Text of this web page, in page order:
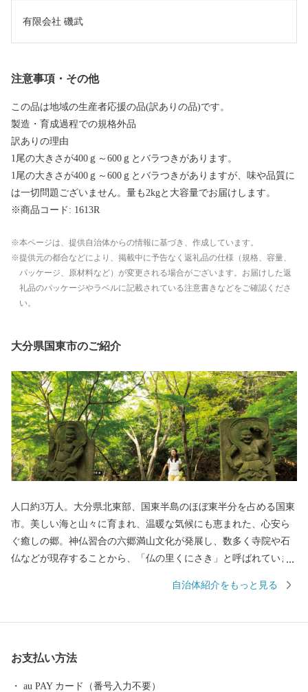
有限会社 磯武
注意事項・その他
この品は地域の生産者応援の品(訳ありの品)です。
製造・育成過程での規格外品
訳ありの理由
1尾の大きさが400ｇ～600ｇとバラつきがあります。
1尾の大きさが400ｇ～600ｇとバラつきがありますが、味や品質に
は一切問題ございません。量も2kgと大容量でお届けします。
※商品コード: 1613R
本ページは、提供自治体からの情報に基づき、作成しています。
提供元の都合などにより、掲載中に予告なく返礼品の仕様（規格、容量、
パッケージ、原材料など）が変更される場合がございます。お届けした返
礼品のパッケージやラベルに記載されている注意書きなどをご確認くださ
い。
大分県国東市のご紹介
人口約3万人。大分県北東部、国東半島のほぼ東半分を占める国東
市。美しい海と山々に育まれ、温暖な気候にも恵まれた、心安ら
ぐ癒しの郷。神仏習合の六郷満山文化が発展し、数多く寺院や石
仏などが現存することから、「仏の里くにさき」と呼ばれていま
生み出す、豊富な食材！海の幸・山の幸、あらゆる旬の幸を日々
す。また大阪・名古屋・ソウルとの定期便があります。
自治体紹介をもっと見る
お支払い方法
au PAY カード（番号入力不要）